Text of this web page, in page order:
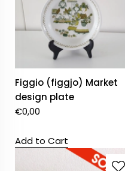
Figgio (figgjo) Market
design plate
€0,00
Add to Cart